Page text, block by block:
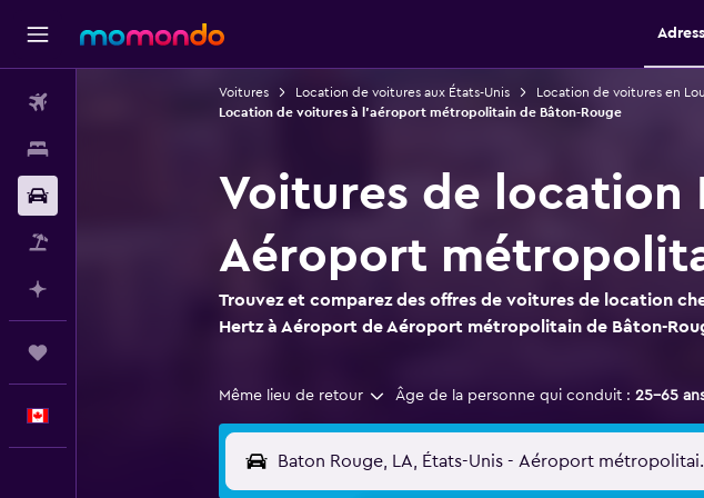
Voitures Location de voitures aux États-Unis Location de voitures en
Location de voitures à l'aéroport métropolitain de Bâton-Rouge
Voitures de location
Aéroport
Trouvez et comparez des offres de voitures de location
Hertz à Aéroport de Aéroport métropolitain de Bâton-
Même lieu de retour Âge de la personne qui conduit : 25-65